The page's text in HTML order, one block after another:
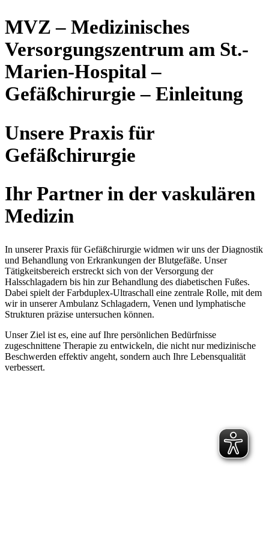
MVZ – Medizinisches
Versorgungszentrum am St.-
Marien-Hospital –
Gefäßchirurgie – Einleitung
Unsere Praxis für
Gefäßchirurgie
Ihr Partner in der vaskulären
Medizin
In unserer Praxis für Gefäßchirurgie widmen wir uns der Diagnostik
und Behandlung von Erkrankungen der Blutgefäße. Unser
Tätigkeitsbereich erstreckt sich von der Versorgung der
Halsschlagadern bis hin zur Behandlung des diabetischen Fußes.
Dabei spielt der Farbduplex-Ultraschall eine zentrale Rolle, mit dem
wir in unserer Ambulanz Schlagadern, Venen und lymphatische
Strukturen präzise untersuchen können.
Unser Ziel ist es, eine auf Ihre persönlichen Bedürfnisse
zugeschnittene Therapie zu entwickeln, die nicht nur medizinische
Beschwerden effektiv angeht, sondern auch Ihre Lebensqualität
verbessert.